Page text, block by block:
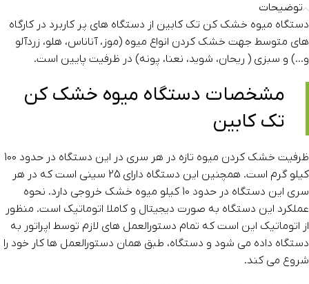
توضیحات
دستگاه میوه خشک کن تک کابین از دستگاه های پر کاربرد در کارگاه
های متوسط جهت خشک کردن انواع میوه (موز، آناناس، هلو، زردآلو
و…) و سبزی ( ریحان، شوید، نعنا، پونه) در ظرفیت پایین است.
مشخصات دستگاه میوه خشک کن
تک کابین
ظرفیت خشک کردن میوه تازه در هر سری در این دستگاه در حدود 100
کیلو گرم است. همچنین این دستگاه دارای 25 سینی است که در هر
سری این دستگاه در حدود 10 کیلو میوه خشک خروجی دارد. نحوه
عملکرد این دستگاه به صورت دیجیتال و کاملا اتوماتیک است. منظور
از اتوماتیک این است که تمام دستورالعمل های لازم توسط اپراتور به
دستگاه داده می شود و دستگاه، طبق همان دستورالعمل ها کار خود را
شروع می کند.